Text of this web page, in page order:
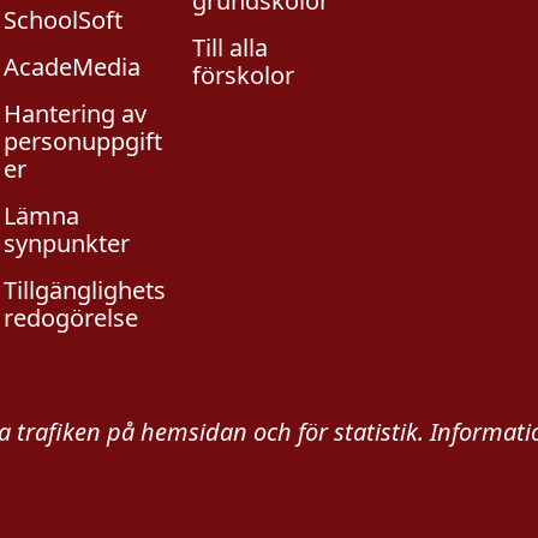
SchoolSoft
AcadeMedia
Hantering av
personuppgift
er
Lämna
synpunkter
Tillgänglighets
redogörelse
Till alla
förskolor
trafiken på hemsidan och för statistik.